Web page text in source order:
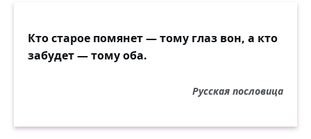
Кто старое помянет — тому глаз вон, а кто
забудет — тому оба.
Русская пословица